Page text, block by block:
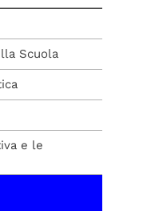
Scuola
e le